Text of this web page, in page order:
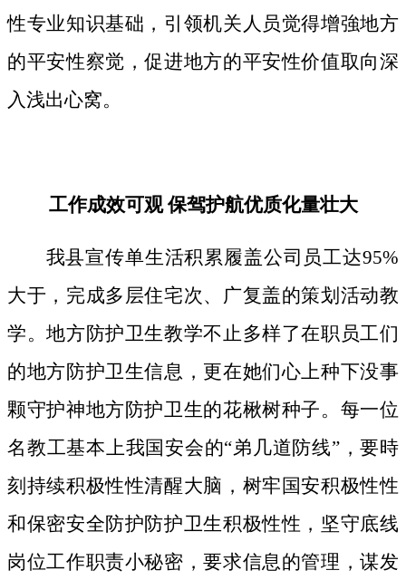
性专业知识基础，引领机关人员觉得增強地方
的平安性察觉，促进地方的平安性价值取向深
入浅出心窝。
工作成效可观 保驾护航优质化量壮大
我县宣传单生活积累履盖公司员工达95%
大于，完成多层住宅次、广复盖的策划活动教
学。地方防护卫生教学不止多样了在职员工们
的地方防护卫生信息，更在她们心上种下没事
颗守护神地方防护卫生的花楸树种子。 每一位
名教工基本上我国安会的“弟几道防线”，要時
刻持续积极性性清醒大脑，树牢国安积极性性
和保密安全防护防护卫生积极性性，坚守底线
岗位工作职责小秘密，要求信息的管理，谋发